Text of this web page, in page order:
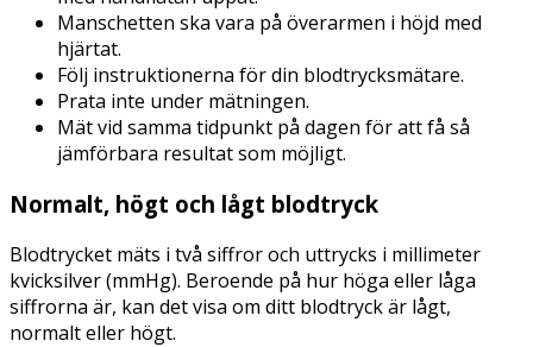
Manschetten ska vara på överarmen i höjd med
hjärtat.
Följ instruktionerna för din blodtrycksmätare.
Prata inte under mätningen.
Mät vid samma tidpunkt på dagen för att få så
jämförbara resultat som möjligt.
Normalt, högt och lågt blodtryck
Blodtrycket mäts i två siffror och uttrycks i millimeter
kvicksilver (mmHg). Beroende på hur höga eller låga
siffrorna är, kan det visa om ditt blodtryck är lågt,
normalt eller högt.